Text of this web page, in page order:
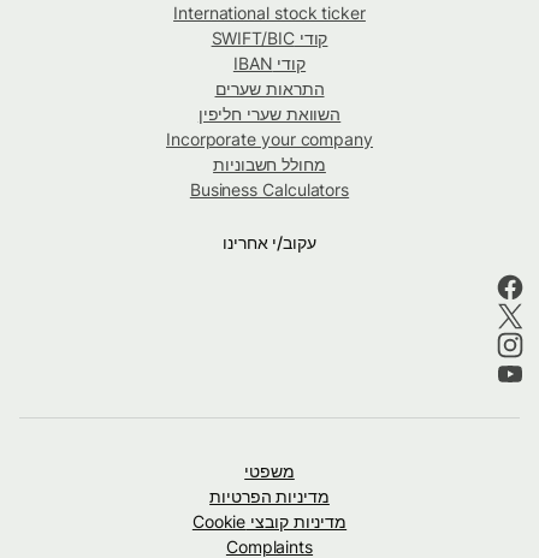
International stock ticker
קודי SWIFT/BIC
קודי IBAN
התראות שערים
השוואת שערי חליפין
Incorporate your company
מחולל חשבוניות
Business Calculators
עקוב/י אחרינו
משפטי
מדיניות הפרטיות
מדיניות קובצי Cookie
Complaints